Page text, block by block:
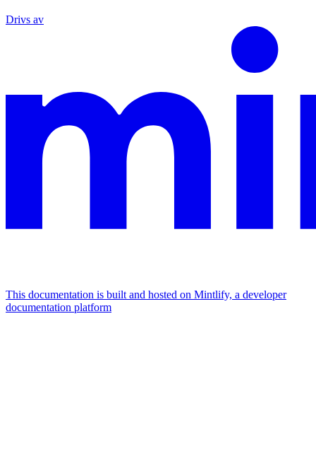
Drivs av
This documentation is built and hosted on Mintlify, a developer
documentation platform